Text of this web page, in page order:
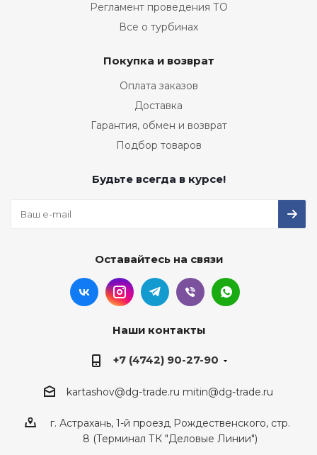
Регламент проведения ТО
Все о турбинах
Покупка и возврат
Оплата заказов
Доставка
Гарантия, обмен и возврат
Подбор товаров
Будьте всегда в курсе!
Оставайтесь на связи
Наши контакты
+7 (4742) 90-27-90
kartashov@dg-trade.ru mitin@dg-trade.ru
г. Астрахань, 1-й проезд Рождественского, стр.
8 (Терминал ТК "Деловые Линии")